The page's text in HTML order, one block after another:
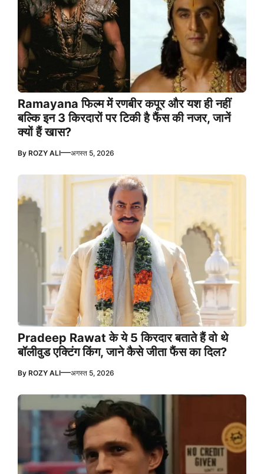
Ramayana फिल्म में रणबीर कपूर और यश ही नहीं
बल्कि इन 3 किरदारों पर टिकी है फैंस की नजर, जानें
क्यों हैं खास?
By ROZY ALI—अगस्त 5, 2026
Pradeep Rawat के ये 5 किरदार बताते हैं वो थे
बॉलीवुड एक्टिंग किंग, जाने कैसे जीता फैंस का दिल?
By ROZY ALI—अगस्त 5, 2026